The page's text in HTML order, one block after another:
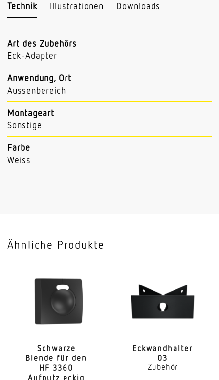
Technik Illustrationen Downloads
Art des Zubehörs
Eck-Adapter
Anwendung, Ort
Aussenbereich
Montageart
Sonstige
Farbe
Weiss
Ähnliche Produkte
Schwarze
Blende für den
HF 3360
Aufputz eckig
Eckwand­halter
03
Zubehör